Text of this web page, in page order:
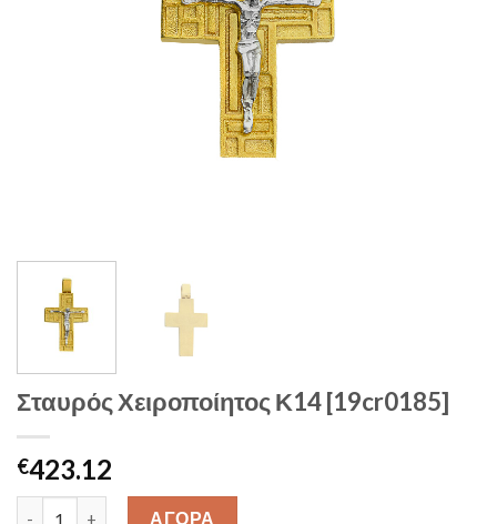
Σταυρός Χειροποίητος Κ14 [19cr0185]
€423.12
Σταυρός Χειροποίητος Κ14 [19cr0185] quantity
ΑΓΟΡΑ